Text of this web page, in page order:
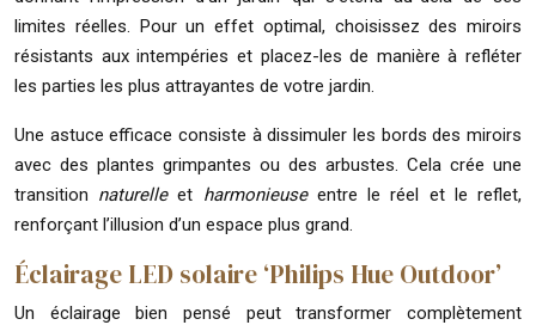
limites réelles. Pour un effet optimal, choisissez des miroirs
résistants aux intempéries et placez-les de manière à refléter
les parties les plus attrayantes de votre jardin.
Une astuce efficace consiste à dissimuler les bords des miroirs
avec des plantes grimpantes ou des arbustes. Cela crée une
transition naturelleet harmonieuse entre le réel et le reflet,
renforçant l’illusion d’un espace plus grand.
Éclairage LED solaire ‘Philips Hue Outdoor’
Un éclairage bien pensé peut transformer complètement